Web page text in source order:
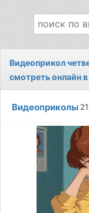
Видеоприкол
смотреть онлайн
Видеоприколы